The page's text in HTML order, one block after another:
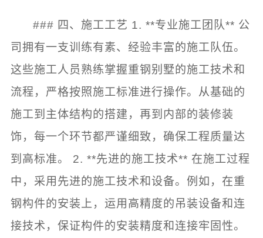
### 四、施工工艺 1. **专业施工团队** 公
司拥有一支训练有素、经验丰富的施工队伍。
这些施工人员熟练掌握重钢别墅的施工技术和
流程，严格按照施工标准进行操作。从基础的
施工到主体结构的搭建，再到内部的装修装
饰，每一个环节都严谨细致，确保工程质量达
到高标准。 2. **先进的施工技术** 在施工过程
中，采用先进的施工技术和设备。例如，在重
钢构件的安装上，运用高精度的吊装设备和连
接技术，保证构件的安装精度和连接牢固性。